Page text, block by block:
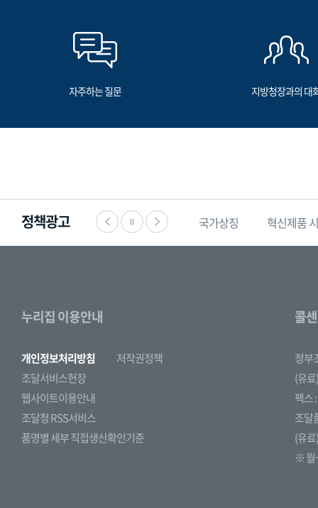
자주하는 질문 지방청장과의 대
정책광고
익신고 찾기쉬운 생활법령정보 국가상징 혁신제품
누리집 이용안내
개인정보처리방침
저작권정책
조달서비스헌장
웹사이트이용안내
조달청 RSS서비스
품명별 세부 직접생산확인기준
콜
정부
(유
팩스
조달
(유
※ 월